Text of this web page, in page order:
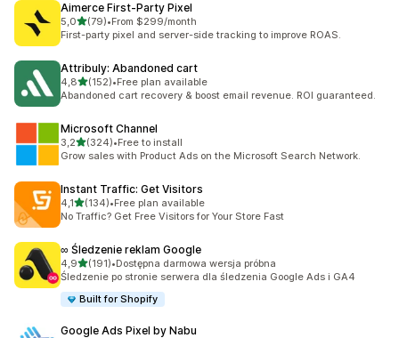
Aimerce First‑Party Pixel
5,0na 5 gwiazdek
(79)
Łączna liczba recenzji: 79
•From $299/month
First-party pixel and server-side tracking to improve ROAS.
Attribuly: Abandoned cart
4,8na 5 gwiazdek
(152)
Łączna liczba recenzji: 152
•Free plan available
Abandoned cart recovery & boost email revenue. ROI guaranteed.
Microsoft Channel
3,2na 5 gwiazdek
(324)
Łączna liczba recenzji: 324
•Free to install
Grow sales with Product Ads on the Microsoft Search Network.
Instant Traffic: Get Visitors
4,1na 5 gwiazdek
(134)
Łączna liczba recenzji: 134
•Free plan available
No Traffic? Get Free Visitors for Your Store Fast
∞ Śledzenie reklam Google
4,9na 5 gwiazdek
(191)
Łączna liczba recenzji: 191
•Dostępna darmowa wersja próbna
Śledzenie po stronie serwera dla śledzenia Google Ads i GA4
Built for Shopify
Google Ads Pixel by Nabu